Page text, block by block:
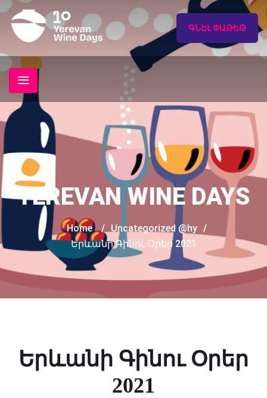
ԳՆԵԼ ՓԱԹԵԹ
YEREVAN WINE DAYS
Home / Uncategorized @hy /
Երևանի Գինու Օրեր 2021
Երևանի Գինու Օրեր
2021